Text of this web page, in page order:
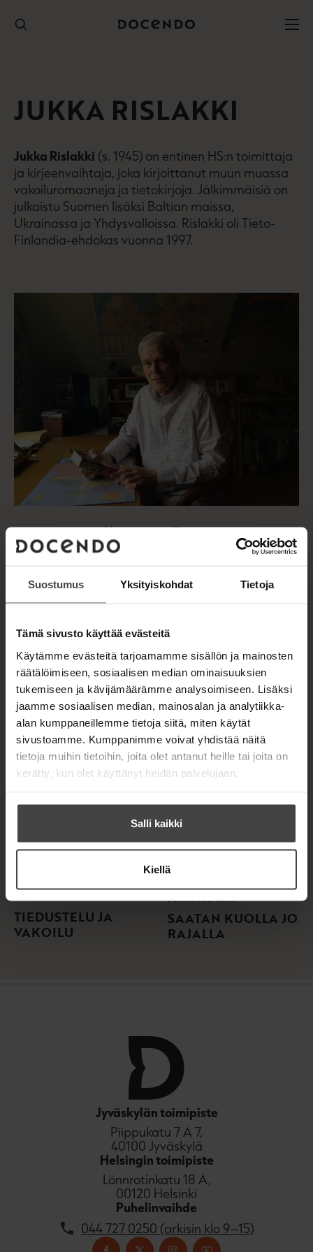
Suostumus Yksityiskohdat Tietoja
Tämä sivusto käyttää evästeitä
Käytämme evästeitä tarjoamamme sisällön ja mainosten
räätälöimiseen, sosiaalisen median ominaisuuksien
tukemiseen ja kävijämäärämme analysoimiseen. Lisäksi
jaamme sosiaalisen median, mainosalan ja analytiikka-
alan kumppaneillemme tietoja siitä, miten käytät
sivustoamme. Kumppanimme voivat yhdistää näitä
tietoja muihin tietoihin, joita olet antanut heille tai joita on
kerätty, kun olet käyttänyt heidän palvelujaan.
Salli kaikki
Kiellä
sisältöön
JUKKA RISLAKKI
Jukka Rislakki (s. 1945) on entinen HS:n toimittaja
ja kirjeenvaihtaja, joka kirjoittanut muun muassa
vakoiluromaaneja ja tietokirjoja. Jälkimmäisiä on
julkaistu Suomen lisäksi Baltian maissa,
Ukrainassa ja Yhdysvalloissa. Rislakki oli Tieto-
Finlandia-ehdokas vuonna 1997.
Kuva: Anna Zigure
TEOKSET
TIEDUSTELU JA
VAKOILU
Jukka Rislakki
SAATAN KUOLLA JO
RAJALLA
Jyväskylän toimipiste
Piippukatu 7 A 7,
40100 Jyväskylä
Helsingin toimipiste
Lönnrotinkatu 18 A,
00120 Helsinki
Puhelinvaihde
044 727 0250 (arkisin klo 9–15)